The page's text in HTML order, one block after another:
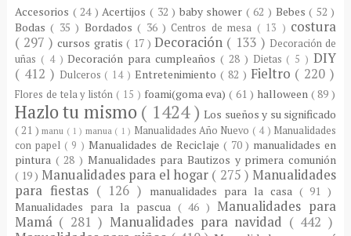
Accesorios ( 24 ) Acertijos ( 32 ) baby shower ( 62 ) Bebes( 52 )
Bodas( 35 ) Bordados( 36 ) Centros de mesa ( 13 ) costura
( 297 )cursos gratis ( 17 )Decoración ( 133 ) Decoración de
uñas ( 4 )Decoración para cumpleaños( 28 ) Dietas ( 5 )DIY
( 412 ) Dulceros ( 14 )Entretenimiento ( 82 ) Fieltro ( 220 )
Flores de tela y listón ( 15 ) foami(goma eva)( 61 ) halloween ( 89 )
Hazlo tu mismo ( 1424 )Los sueños y su significado
( 21 )manu ( 1 ) manua ( 1 ) Manualidades Año Nuevo ( 4 ) Manualidades
con papel ( 9 )Manualidades de Reciclaje ( 70 ) manualidades en
pintura ( 28 ) Manualidades para Bautizos y primera comunión
( 19 ) Manualidades para el hogar ( 275 )Manualidades
para fiestas ( 126 ) manualidades para la casa ( 91 )
Manualidades para la pascua ( 46 ) Manualidades para
Mamá ( 281 ) Manualidades para navidad ( 442 )